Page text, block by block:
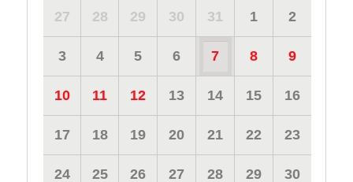
27 28 29 30 31 1 2
3 4 5 6 7 8 9
10 11 12 13 14 15 16
17 18 19 20 21 22 23
24 25 26 27 28 29 30